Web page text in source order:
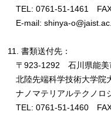
TEL: 0761-51-1461
E-mail: shinya-
11. 書類送付先：
〒923-1292 石川県能美
北陸先端科学技術大学院
ナノマテリアルテクノ
TEL: 0761-51-1460